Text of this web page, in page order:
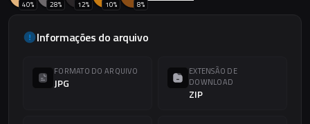
40% 28% 12% 10% 8%
Informações do arquivo
FORMATO DO ARQUIVO
JPG
EXTENSÃO DE
DOWNLOAD
ZIP